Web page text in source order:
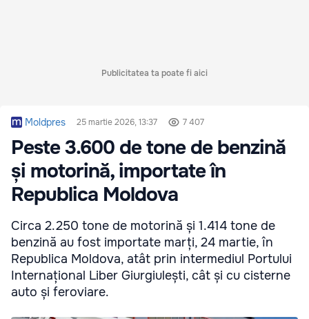
Publicitatea ta poate fi aici
Moldpres 25 martie 2026, 13:37 7 407
Peste 3.600 de tone de benzină
și motorină, importate în
Republica Moldova
Circa 2.250 tone de motorină și 1.414 tone de
benzină au fost importate marți, 24 martie, în
Republica Moldova, atât prin intermediul Portului
Internațional Liber Giurgiulești, cât și cu cisterne
auto și feroviare.